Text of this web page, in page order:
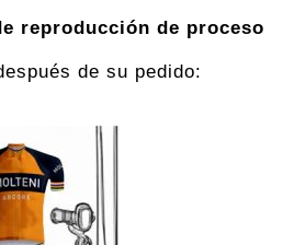
reproducción de proceso
de su pedido: